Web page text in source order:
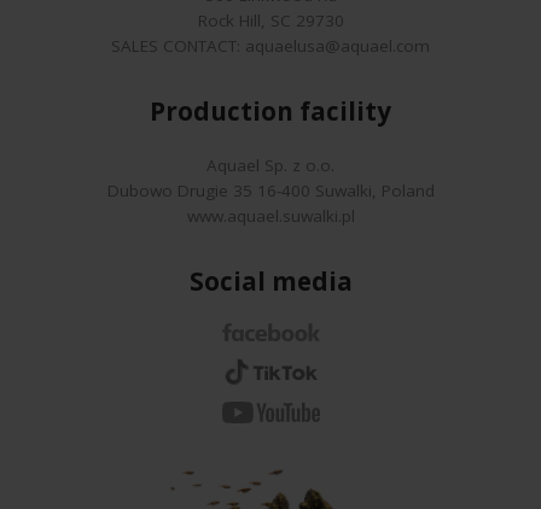
Rock Hill, SC 29730
SALES CONTACT: aquaelusa@aquael.com
Production facility
Aquael Sp. z o.o.
Dubowo Drugie 35 16-400 Suwalki, Poland
www.aquael.suwalki.pl
Social media